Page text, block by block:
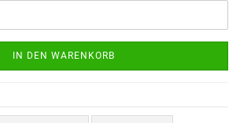
IN DEN WARENKORB